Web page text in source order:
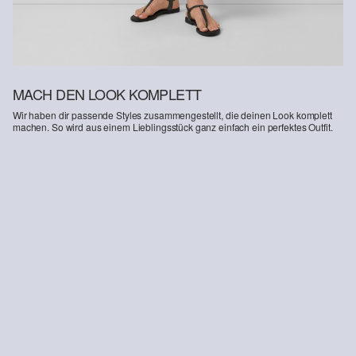
MACH DEN LOOK KOMPLETT
Wir haben dir passende Styles zusammengestellt, die deinen Look komplett
machen. So wird aus einem Lieblingsstück ganz einfach ein perfektes Outfit.